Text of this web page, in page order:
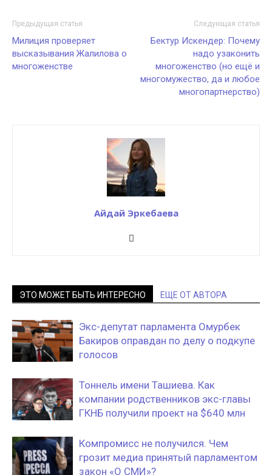
Предыдущая статья
Милиция проверяет
высказывания Жалилова о
многоженстве
Следующая статья
Бектур Искендер: Почему
надо узаконить
многоженство (но ещё и
многомужество, да и любое
многопартнерство)
Айдай Эркебаева
ЭТО МОЖЕТ БЫТЬ ИНТЕРЕСНО ЕЩЕ ОТ АВТОРА
Экс-депутат парламента Омурбек
Бакиров оправдан по делу о подкупе
голосов
Тоннель имени Ташиева. Как
компании родственников экс-главы
ГКНБ получили проект на $640 млн
Компромисс не получился. Чем
грозит медиа принятый парламентом
закон «О СМИ»?